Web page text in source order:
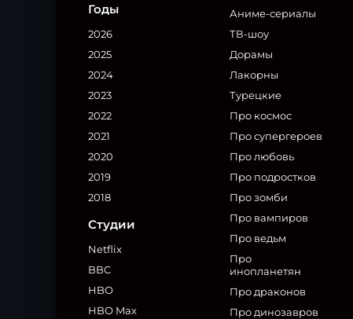
Годы
2026
2025
2024
2023
2022
2021
2020
2019
2018
Студии
Netflix
BBC
HBO
HBO Max
Аниме-сериалы
ТВ-шоу
Дорамы
Лакорны
Турецкие
Про космос
Про супергероев
Про любовь
Про подростков
Про зомби
Про вампиров
Про ведьм
Про
инопланетян
Про драконов
Про динозавров